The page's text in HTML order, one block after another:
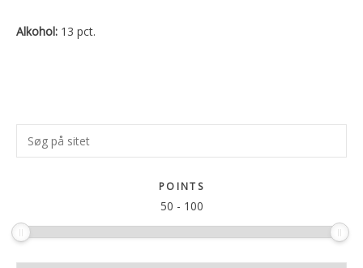
Alkohol: 13 pct.
Primær
Sidebar
Søg
på
POINTS
50 - 100